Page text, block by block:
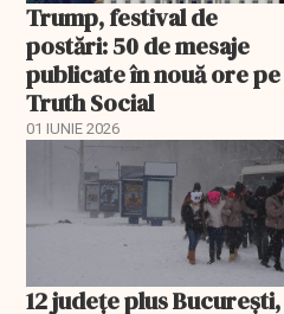
Trump, festival de
postări: 50 de mesaje
publicate în nouă ore pe
Truth Social
01 IUNIE 2026
12 județe plus București,